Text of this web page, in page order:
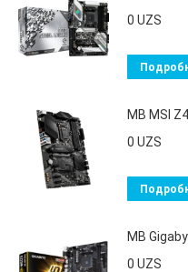
0 UZS
MB MSI
0 UZS
MB
0 UZS